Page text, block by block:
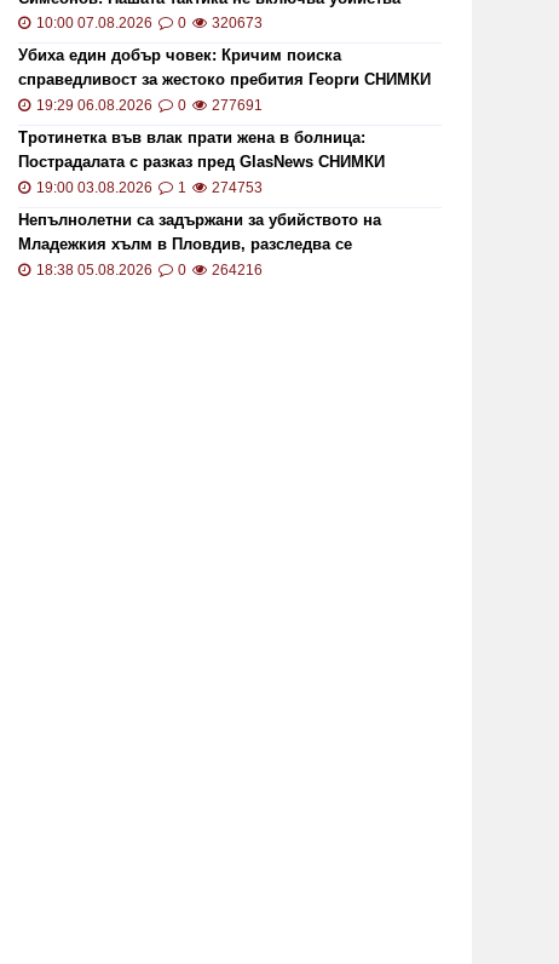
10:00 07.08.2026 0 320673
Убиха един добър човек: Кричим поиска
справедливост за жестоко пребития Георги СНИМКИ
и ВИДЕО
19:29 06.08.2026 0 277691
Тротинетка във влак прати жена в болница:
Пострадалата с разказ пред GlasNews СНИМКИ
19:00 03.08.2026 1 274753
Непълнолетни са задържани за убийството на
Младежкия хълм в Пловдив, разследва се
хомофобски мотив
18:38 05.08.2026 0 264216